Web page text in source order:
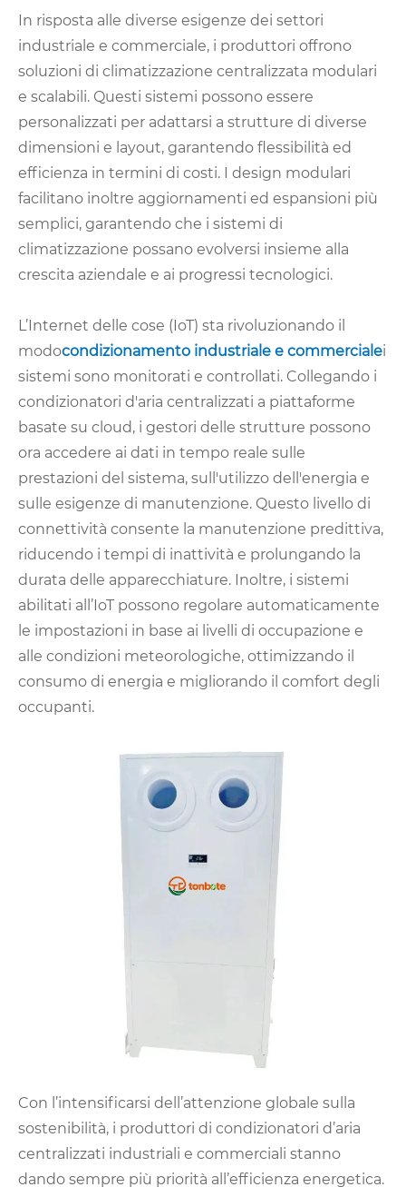
In risposta alle diverse esigenze dei settori
industriale e commerciale, i produttori offrono
soluzioni di climatizzazione centralizzata modulari
e scalabili. Questi sistemi possono essere
personalizzati per adattarsi a strutture di diverse
dimensioni e layout, garantendo flessibilità ed
efficienza in termini di costi. I design modulari
facilitano inoltre aggiornamenti ed espansioni più
semplici, garantendo che i sistemi di
climatizzazione possano evolversi insieme alla
crescita aziendale e ai progressi tecnologici.
L’Internet delle cose (IoT) sta rivoluzionando il
modocondizionamento industriale e commercialei
sistemi sono monitorati e controllati. Collegando i
condizionatori d'aria centralizzati a piattaforme
basate su cloud, i gestori delle strutture possono
ora accedere ai dati in tempo reale sulle
prestazioni del sistema, sull'utilizzo dell'energia e
sulle esigenze di manutenzione. Questo livello di
connettività consente la manutenzione predittiva,
riducendo i tempi di inattività e prolungando la
durata delle apparecchiature. Inoltre, i sistemi
abilitati all’IoT possono regolare automaticamente
le impostazioni in base ai livelli di occupazione e
alle condizioni meteorologiche, ottimizzando il
consumo di energia e migliorando il comfort degli
occupanti.
Con l’intensificarsi dell’attenzione globale sulla
sostenibilità, i produttori di condizionatori d’aria
centralizzati industriali e commerciali stanno
dando sempre più priorità all’efficienza energetica.